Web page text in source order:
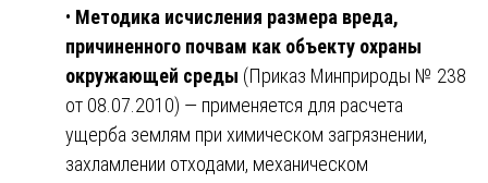
• Методика исчисления размера вреда,
причиненного почвам как объекту охраны
окружающей среды (Приказ Минприроды № 238
от 08.07.2010) — применяется для расчета
ущерба землям при химическом загрязнении,
захламлении отходами, механическом